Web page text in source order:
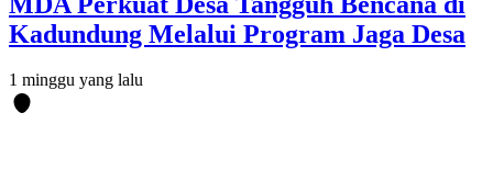
Kadundung Melalui Program Jaga Desa
1 minggu yang lalu